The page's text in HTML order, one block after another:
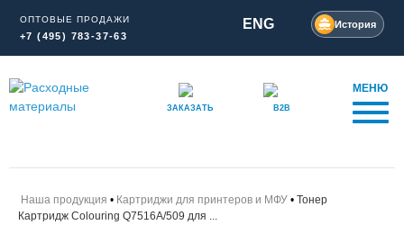
ОПТОВЫЕ ПРОДАЖИ
+7 (495) 783-37-63
ENG История
ЗАКАЗАТЬ B2B
МЕНЮ
Наша продукция Картриджи для принтеров и МФУ
Тонер
Картридж Colouring Q7516A/509 для ...